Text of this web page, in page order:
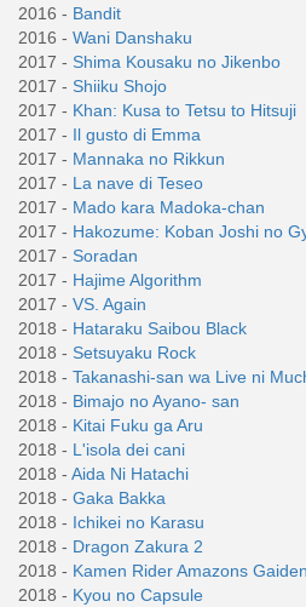
2016 - Bandit
2016 - Wani Danshaku
2017 - Shima Kousaku no Jikenbo
2017 - Shiiku Shojo
2017 - Khan: Kusa to Tetsu to Hitsuji
2017 - Il gusto di Emma
2017 - Mannaka no Rikkun
2017 - La nave di Teseo
2017 - Mado kara Madoka-chan
2017 - Hakozume: Koban Joshi no
2017 - Soradan
2017 - Hajime Algorithm
2017 - VS. Again
2018 - Hataraku Saibou Black
2018 - Setsuyaku Rock
2018 - Takanashi-san wa Live ni
2018 - Bimajo no Ayano- san
2018 - Kitai Fuku ga Aru
2018 - L'isola dei cani
2018 - Aida Ni Hatachi
2018 - Gaka Bakka
2018 - Ichikei no Karasu
2018 - Dragon Zakura 2
2018 - Kamen Rider Amazons
2018 - Kyou no Capsule